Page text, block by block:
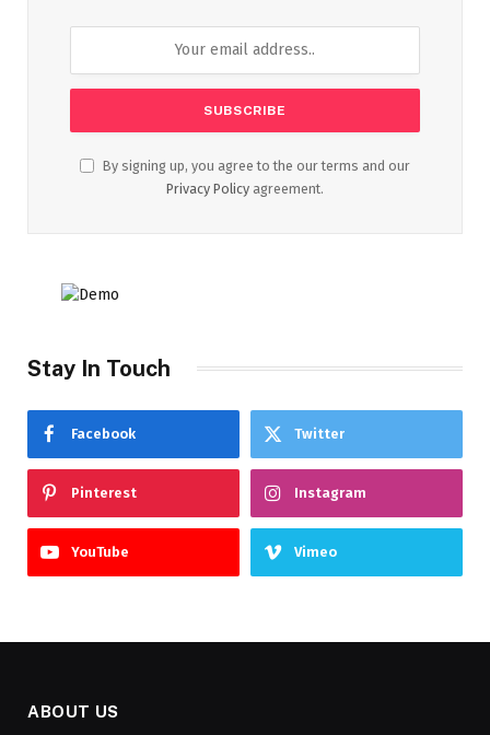
By signing up, you agree to the our terms and our
Privacy Policy agreement.
Stay In Touch
Facebook Twitter
Pinterest Instagram
YouTube Vimeo
ABOUT US